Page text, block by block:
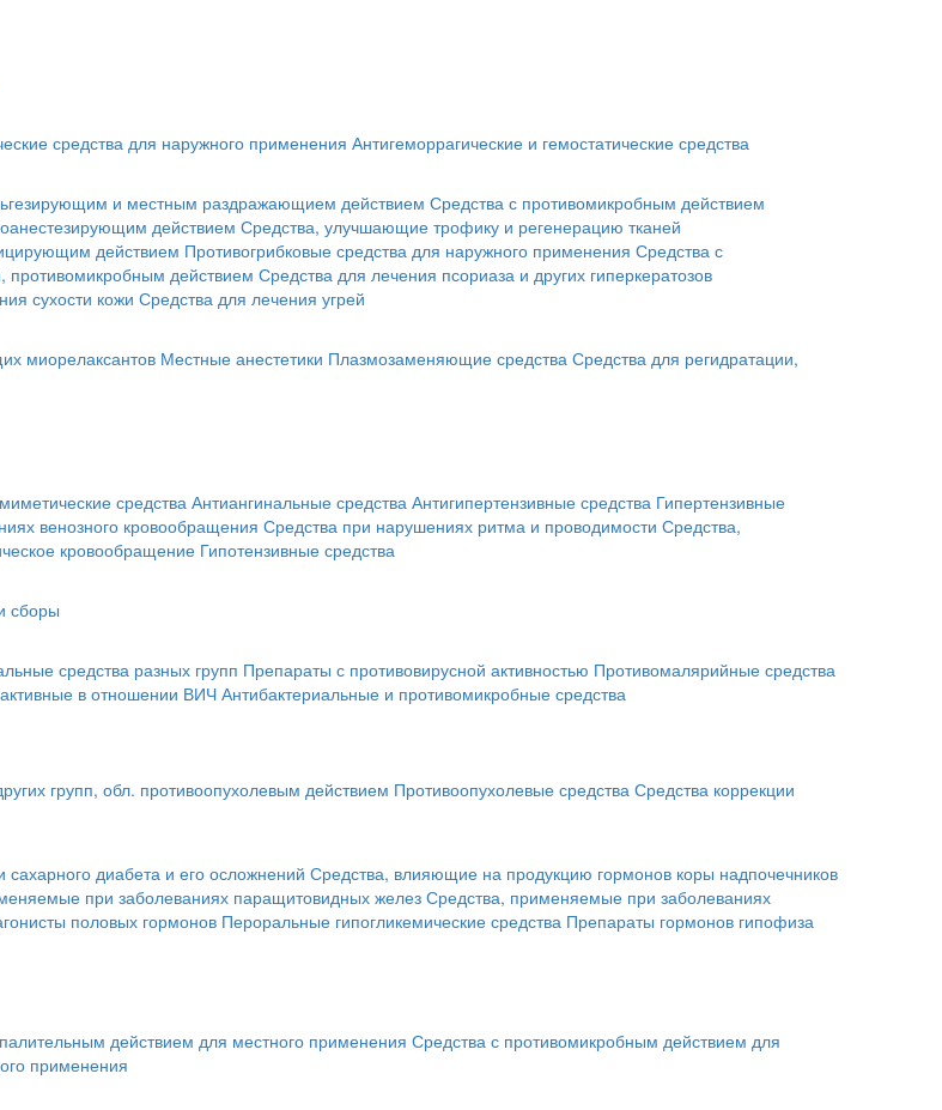
средства для наружного применения Антигеморрагические и гемостатические средства
и местным раздражающием действием Средства с противомикробным действием
действием Средства, улучшающие трофику и регенерацию тканей
действием Противогрибковые средства для наружного применения Средства с
противомикробным действием Средства для лечения псориаза и других гиперкератозов
сухости кожи Средства для лечения угрей
миорелаксантов Местные анестетики Плазмозаменяющие средства Средства для регидратации,
средства Антиангинальные средства Антигипертензивные средства Гипертензивные
венозного кровообращения Средства при нарушениях ритма и проводимости Средства,
кровообращение Гипотензивные средства
сборы
средства разных групп Препараты с противовирусной активностью Противомалярийные средства
в отношении ВИЧАнтибактериальные и противомикробные средства
групп, обл. противоопухолевым действием Противоопухолевые средства Средства коррекции
диабета и его осложнений Средства, влияющие на продукцию гормонов коры надпочечников
при заболеваниях паращитовидных желез Средства, применяемые при заболеваниях
половых гормонов Пероральные гипогликемические средства Препараты гормонов гипофиза
действием для местного применения Средства с противомикробным действием для
применения